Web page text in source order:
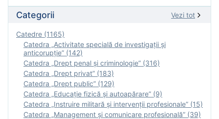
Categorii Vezi tot
Catedre (1165)
Catedra „Activitate specială de investigaţii şi
anticorupție” (142)
Catedra „Drept penal și criminologie” (316)
Catedra „Drept privat” (183)
Catedra „Drept public” (129)
Catedra „Educație fizică şi autoapărare” (9)
Catedra „Instruire militară şi intervenţii profesionale” (15)
Catedra „Management și comunicare profesională” (39)